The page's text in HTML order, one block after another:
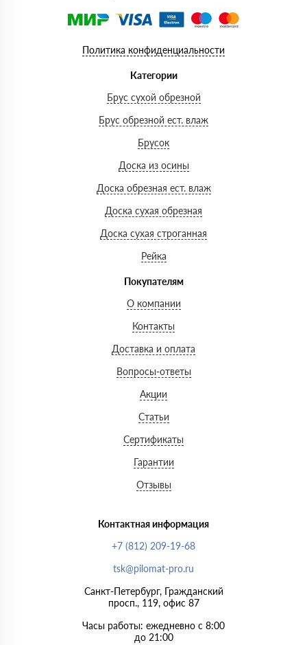
Политика конфиденциальности
Категории
Брус сухой обрезной
Брус обрезной ест. влаж
Брусок
Доска из осины
Доска обрезная ест. влаж
Доска сухая обрезная
Доска сухая строганная
Рейка
Покупателям
О компании
Контакты
Доставка и оплата
Вопросы-ответы
Акции
Статьи
Сертификаты
Гарантии
Отзывы
Контактная информация
+7 (812) 209-19-68
tsk@pilomat-pro.ru
Санкт-Петербург, Гражданский
просп., 119, офис 87
Часы работы: ежедневно с 8:00
до 21:00